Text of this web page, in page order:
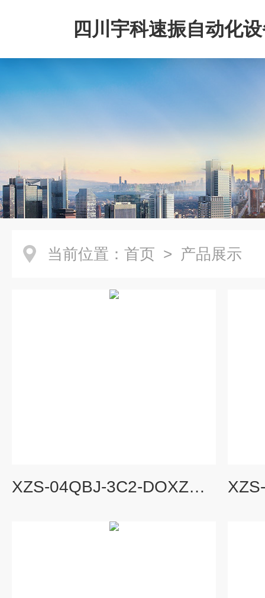
四川宇科速振自动化
公司
当前位置： 首页 > 产品展示
XZS-04QBJ-3C2-DOXZS-04QBJ-3C2-DO转速监测保护仪